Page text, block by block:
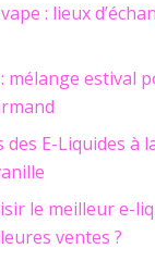
: lieux
mélange estival
des E-Liquides à
le meilleur e-
ventes ?